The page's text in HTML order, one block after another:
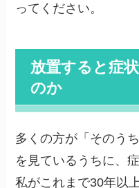
ってください。
放置すると症
のか
多くの方が「そのう
を見ているうちに、
私がこれまで30年以